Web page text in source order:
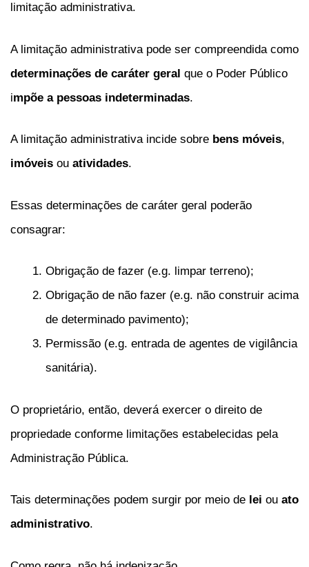
limitação administrativa.
A limitação administrativa pode ser compreendida como
determinações de caráter geral que o Poder Público
impõe a pessoas indeterminadas.
A limitação administrativa incide sobre bens móveis,
imóveis ou atividades.
Essas determinações de caráter geral poderão
consagrar:
Obrigação de fazer (e.g. limpar terreno);
Obrigação de não fazer (e.g. não construir acima
de determinado pavimento);
Permissão (e.g. entrada de agentes de vigilância
sanitária).
O proprietário, então, deverá exercer o direito de
propriedade conforme limitações estabelecidas pela
Administração Pública.
Tais determinações podem surgir por meio de lei ou ato
administrativo.